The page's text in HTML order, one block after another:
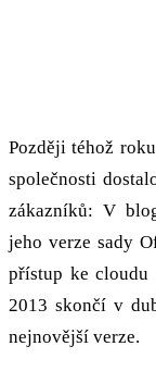
Později téhož
společnosti
zákazníků: V
jeho verze sady
přístup ke cloudu
2013 skončí v
nejnovější verze.